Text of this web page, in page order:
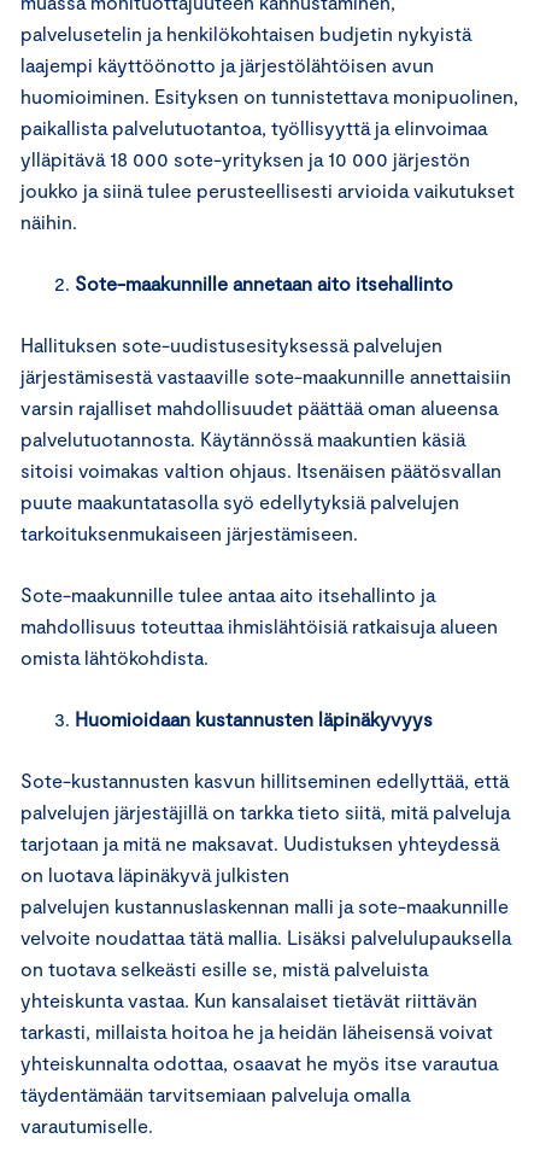
palvelusetelin ja henkilökohtaisen budjetin nykyistä
laajempi käyttöönotto ja järjestölähtöisen avun
huomioiminen. Esityksen on tunnistettava monipuolinen,
paikallista palvelutuotantoa, työllisyyttä ja elinvoimaa
ylläpitävä 18 000 sote-yrityksen ja 10 000 järjestön
joukko ja siinä tulee perusteellisesti arvioida vaikutukset
näihin.
Sote-maakunnille annetaan aito itsehallinto
Hallituksen sote-uudistusesityksessä palvelujen
järjestämisestä vastaaville sote-maakunnille annettaisiin
varsin rajalliset mahdollisuudet päättää oman alueensa
palvelutuotannosta. Käytännössä maakuntien käsiä
sitoisi voimakas valtion ohjaus. Itsenäisen päätösvallan
puute maakuntatasolla syö edellytyksiä palvelujen
tarkoituksenmukaiseen järjestämiseen.
Sote-maakunnille tulee antaa aito itsehallinto ja
mahdollisuus toteuttaa ihmislähtöisiä ratkaisuja alueen
omista lähtökohdista.
Huomioidaan kustannusten läpinäkyvyys
Sote-kustannusten kasvun hillitseminen edellyttää, että
palvelujen järjestäjillä on tarkka tieto siitä, mitä palveluja
tarjotaan ja mitä ne maksavat. Uudistuksen yhteydessä
on luotava läpinäkyvä julkisten
palvelujen kustannuslaskennan malli ja sote-maakunnille
velvoite noudattaa tätä mallia. Lisäksi palvelulupauksella
on tuotava selkeästi esille se, mistä palveluista
yhteiskunta vastaa. Kun kansalaiset tietävät riittävän
tarkasti, millaista hoitoa he ja heidän läheisensä voivat
yhteiskunnalta odottaa, osaavat he myös itse varautua
täydentämään tarvitsemiaan palveluja omalla
varautumiselle.